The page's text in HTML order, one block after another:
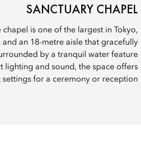
SANCTUARY CHAPEL
is one of the largest in Tokyo,
an 18-metre aisle that gracefully
by a tranquil water feature
lighting and sound, the space offers
for a ceremony or reception.